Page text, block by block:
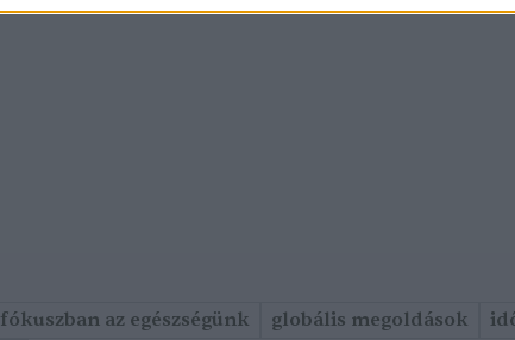
fókuszban az egészségünk globális megoldások